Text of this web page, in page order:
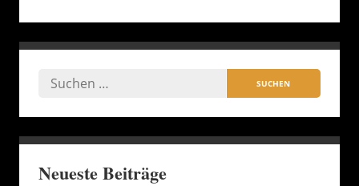
Neueste Beiträge